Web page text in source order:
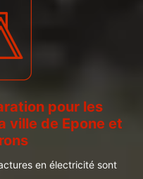
pour les
ville de Epone et
en électricité sont